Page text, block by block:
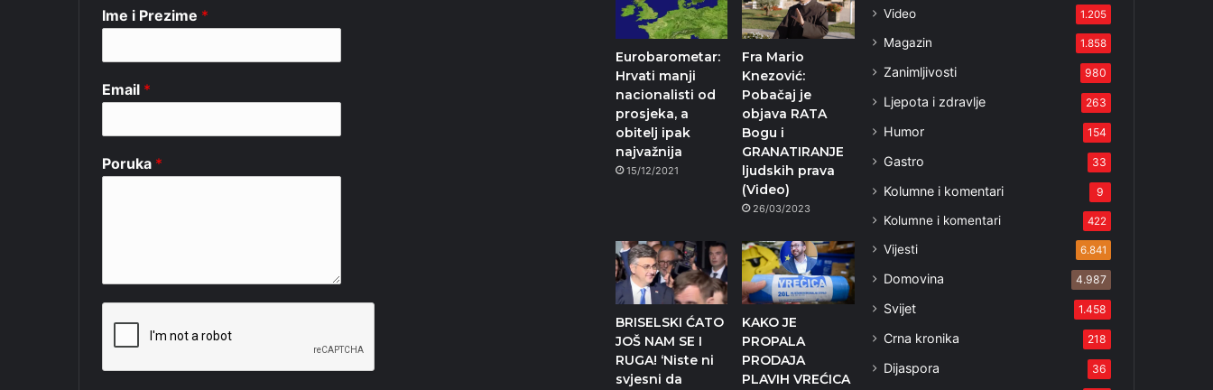
Ime i Prezime *
Email *
Poruka *
Eurobarometar:
Hrvati manji
nacionalisti od
prosjeka, a
obitelj ipak
najvažnija
15/12/2021
Fra Mario
Knezović:
Pobačaj je
objava RATA
Bogu i
GRANATIRANJE
ljudskih prava
(Video)
26/03/2023
BRISELSKI ĆATO
JOŠ NAM SE I
RUGA! ‘Niste ni
svjesni da
KAKO JE
PROPALA
PRODAJA
PLAVIH VREĆICA
Video 1.205
Magazin 1.858
Zanimljivosti 980
Ljepota i zdravlje 263
Humor 154
Gastro 33
Kolumne i komentari 9
Kolumne i komentari 422
Vijesti 6.841
Domovina 4.987
Svijet 1.458
Crna kronika 218
Dijaspora 36